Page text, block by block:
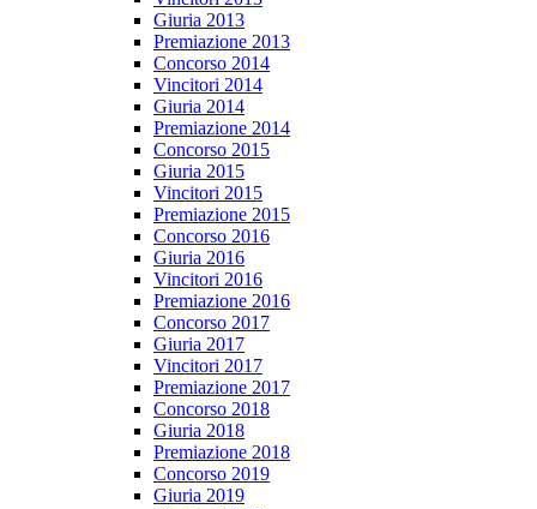
Giuria 2013
Premiazione 2013
Concorso 2014
Vincitori 2014
Giuria 2014
Premiazione 2014
Concorso 2015
Giuria 2015
Vincitori 2015
Premiazione 2015
Concorso 2016
Giuria 2016
Vincitori 2016
Premiazione 2016
Concorso 2017
Giuria 2017
Vincitori 2017
Premiazione 2017
Concorso 2018
Giuria 2018
Premiazione 2018
Concorso 2019
Giuria 2019